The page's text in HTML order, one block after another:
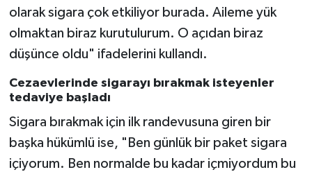
olarak sigara çok etkiliyor burada. Aileme yük
olmaktan biraz kurutulurum. O açıdan biraz
düşünce oldu" ifadelerini kullandı.
Cezaevlerinde sigarayı bırakmak isteyenler
tedaviye başladı
Sigara bırakmak için ilk randevusuna giren bir
başka hükümlü ise, "Ben günlük bir paket sigara
içiyorum. Ben normalde bu kadar içmiyordum bu